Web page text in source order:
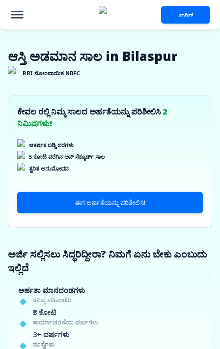
ಲಾಗಿನ್
ಆಸ್ತಿ ಅಡಮಾನ ಸಾಲ in Bilaspur
RBI ನೋಂದಾಯಿತ NBFC
ಕೇವಲ ರಲ್ಲಿ ನಿಮ್ಮ ಸಾಲದ ಅರ್ಹತೆಯನ್ನು ಪರಿಶೀಲಿಸಿ2
ನಿಮಿಷಗಳು!
ಆಕರ್ಷಕ ಬಡ್ಡಿ ದರಗಳು
5 ಕೋಟಿ ವರೆಗಿನ ಅನ್ ಸೆಕ್ಯೂರ್ಡ್ ಸಾಲ
ತ್ವರಿತ ಅನುಮೋದನ
ಈಗ ಅರ್ಹತೆಯನ್ನು ಪರಿಶೀಲಿಸಿ!
ಅರ್ಜಿ ಸಲ್ಲಿಸಲು ಸಿದ್ಧರಿದ್ದೀರಾ? ನಿಮಗೆ ಏನು ಬೇಕು ಎಂಬುದು
ಇಲ್ಲಿದೆ
ಅರ್ಹತಾ ಮಾನದಂಡಗಳು
ಕನಿಷ್ಠ ವಹಿವಾಟು
₹3 ಕೋಟಿ
ಕಾರ್ಯಾಚರಣೆಯ ವರ್ಷಗಳು
3+ ವರ್ಷಗಳು
ಸಂಸ್ಥೆಗಳು